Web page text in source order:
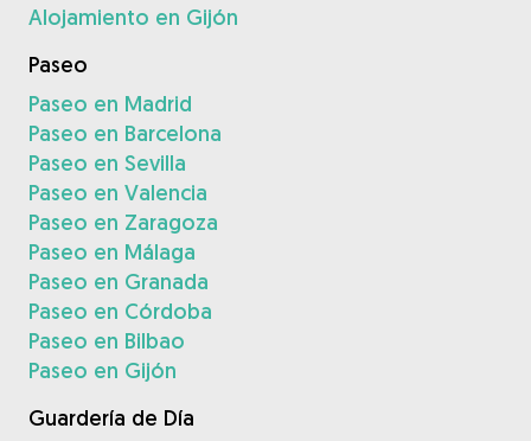
Alojamiento en Gijón
Paseo
Paseo en Madrid
Paseo en Barcelona
Paseo en Sevilla
Paseo en Valencia
Paseo en Zaragoza
Paseo en Málaga
Paseo en Granada
Paseo en Córdoba
Paseo en Bilbao
Paseo en Gijón
Guardería de Día